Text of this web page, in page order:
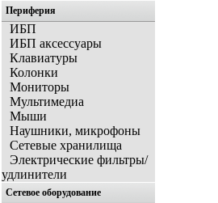
Периферия
ИБП
ИБП аксессуары
Клавиатуры
Колонки
Мониторы
Мультимедиа
Мыши
Наушники, микрофоны
Сетевые хранилища
Электрические фильтры/
удлинители
Сетевое оборудование